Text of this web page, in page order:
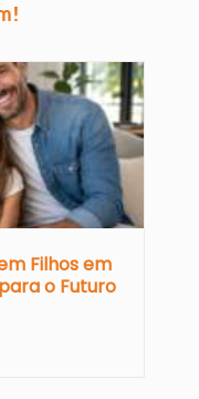
Filhos em
o Futuro